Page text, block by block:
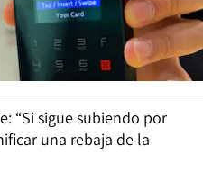
“Si sigue subiendo por
una rebaja de la